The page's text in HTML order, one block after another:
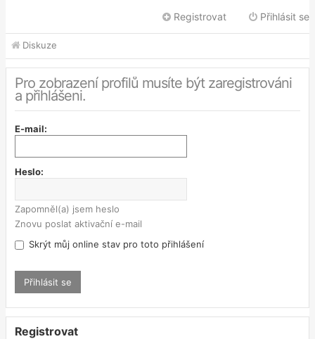
Přihlásit se
Registrovat
Diskuze
Pro zobrazení profilů musíte být zaregistrováni
a přihlášeni.
E-mail:
Heslo:
Zapomněl(a) jsem heslo
Znovu poslat aktivační e-mail
Skrýt můj online stav pro toto přihlášení
Registrovat